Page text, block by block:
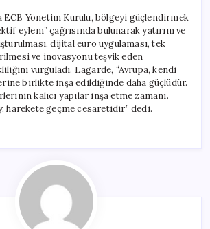
ECB Yönetim Kurulu, bölgeyi güçlendirmek
eylem” çağrısında bulunarak yatırım ve
dijital euro uygulaması, tek
ve inovasyonu teşvik eden
vurguladı. Lagarde, “Avrupa, kendi
birlikte inşa edildiğinde daha güçlüdür.
kalıcı yapılar inşa etme zamanı.
harekete geçme cesaretidir” dedi.